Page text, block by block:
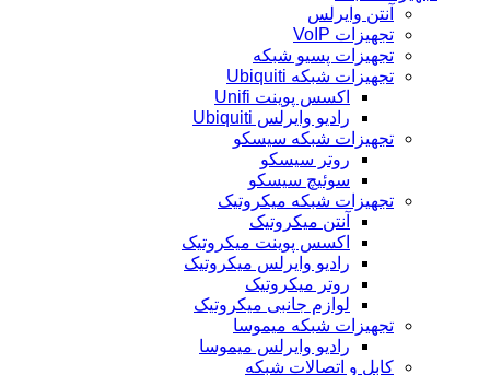
آنتن وایرلس
تجهیزات VoIP
تجهیزات پسیو شبکه
تجهیزات شبکه Ubiquiti
اکسس پوینت Unifi
رادیو وایرلس Ubiquiti
تجهیزات شبکه سیسکو
روتر سیسکو
سوئیچ سیسکو
تجهیزات شبکه میکروتیک
آنتن میکروتیک
اکسس پوینت میکروتیک
رادیو وایرلس میکروتیک
روتر میکروتیک
لوازم جانبی میکروتیک
تجهیزات شبکه میموسا
رادیو وایرلس میموسا
کابل و اتصالات شبکه